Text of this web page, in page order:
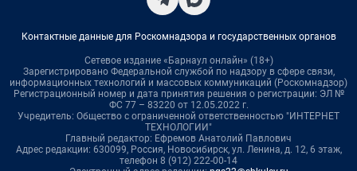
Контактные данные для Роскомнадзора и государственных органов
Сетевое издание «Барнаул онлайн» (18+)
Зарегистрировано Федеральной службой по надзору в сфере связи,
информационных технологий и массовых коммуникаций (Роскомнадзор)
Регистрационный номер и дата принятия решения о регистрации: ЭЛ №
ФС 77 – 83220 от 12.05.2022 г.
Учредитель: Общество с ограниченной ответственностью "ИНТЕРНЕТ
ТЕХНОЛОГИИ"
Главный редактор: Ефремов Анатолий Павлович
Адрес редакции: 630099, Россия, Новосибирск, ул. Ленина, д. 12, 6 этаж,
телефон 8 (912) 222-00-14